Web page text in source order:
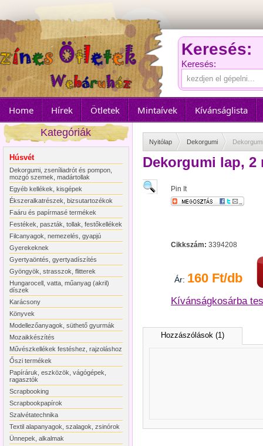
Keresés:
Keresés:
Home Hírek Ötletek Mintaívek
Kívánságlista
Kategóriák
Húsvét
Dekorgumi, zseníliadrót és pompon,
mozgó szemek, madártollak
Egyéb kellékek, kisgépek
Ékszeralkatrészek, bizsutartozékok
Faáru és papírmasé termékek
Festékek, paszták, tollak, festőkellékek
Filcanyagok, nemezelés, gyapjú
Gyerekeknek
Gyertyaöntés, gyertyadíszítés
Gyöngyök, strasszok, flitterek
Hungarocell, vatta, műanyag (akril)
díszek
Karácsony
Könyvek
Modellezőanyagok, süthető gyurmák
Mozaikkészítés
Művészkellékek festéshez, rajzoláshoz
Őszi termékek
Papíráruk, eszközök, vágógépek,
ragasztók
Scrapbooking
Scrapbookpapírok
Szalvétatechnika
Textil alapanyagok, szalagok, zsinórok
Ünnepek, alkalmak
Nyitólap Dekorgumi
Dekorgumi lap, 2
Pin It
Cikkszám: 3394208
Ár: 160 Ft/db
Kívánságkosárba
Hozzászólások (1)